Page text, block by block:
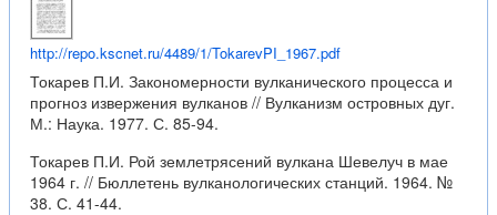
http://repo.kscnet.ru/4489/1/TokarevPI_1967.pdf
Токарев П.И. Закономерности вулканического процесса и
прогноз извержения вулканов // Вулканизм островных дуг.
М.: Наука. 1977. С. 85-94.
Токарев П.И. Рой землетрясений вулкана Шевелуч в мае
1964 г. // Бюллетень вулканологических станций. 1964. №
38. С. 41-44.